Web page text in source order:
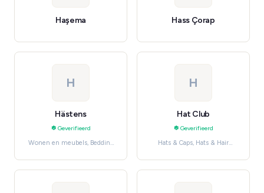
Haşema Hass Çorap
H
Hästens
Geverifieerd
Wonen en meubels, Bedding
H
Hat Club
Geverifieerd
Hats & Caps, Hats & Hair